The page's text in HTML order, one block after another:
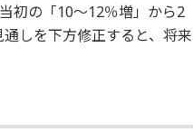
初の「10～12％増」から2
しを下方修正すると、将来